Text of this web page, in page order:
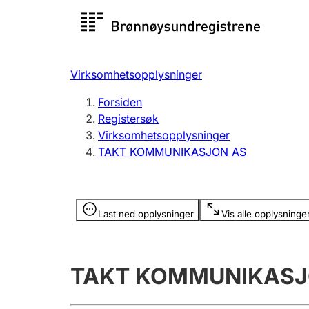
Registersøk
Registrere, endre, slette
Virksomhetsopplysninger
Forsiden
Registersøk
Virksomhetsopplysninger
TAKT KOMMUNIKASJON AS
Last ned opplysninger Vis alle
Opplysninger er skjult
TAKT